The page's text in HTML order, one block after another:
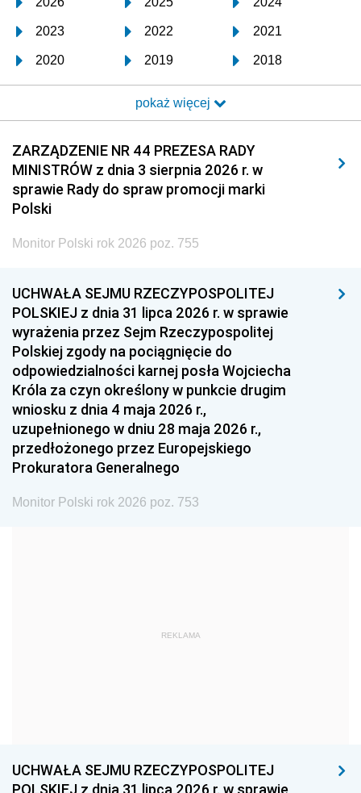
2023 2022 2021
2020 2019 2018
2017 2016 2015
2014 2013 2012
2011 2010 2009
2008 2007 2006
2005
1996 1995 1994
1993 1992 1991
1990 1989
1987 1986 1985
1984 1983
1981 1980 1979
1978 1977
1975 1974
1959
1939 1938 1937
pokaż więcej
ZARZĄDZENIE NR 44 PREZESA RADY
MINISTRÓW z dnia 3 sierpnia 2026 r. w
sprawie Rady do spraw promocji marki
Polski
Monitor Polski rok 2026 poz. 755
UCHWAŁA SEJMU RZECZYPOSPOLITEJ
POLSKIEJ z dnia 31 lipca 2026 r. w sprawie
wyrażenia przez Sejm Rzeczypospolitej
Polskiej zgody na pociągnięcie do
odpowiedzialności karnej posła Wojciecha
Króla za czyn określony w punkcie drugim
wniosku z dnia 4 maja 2026 r.,
uzupełnionego w dniu 28 maja 2026 r.,
przedłożonego przez Europejskiego
Prokuratora Generalnego
Monitor Polski rok 2026 poz. 753
REKLAMA
UCHWAŁA SEJMU RZECZYPOSPOLITEJ